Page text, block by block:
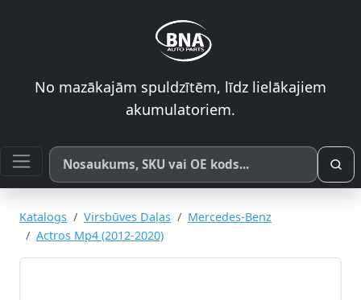
No mazākajām spuldzītēm, līdz lielākajiem
akumulatoriem.
Meklēt pēc produkta nosaukuma, SKU vai OE koda
Katalogs Virsbūves Daļas
Mercedes-Benz
Actros Mp4 (2012-2020)